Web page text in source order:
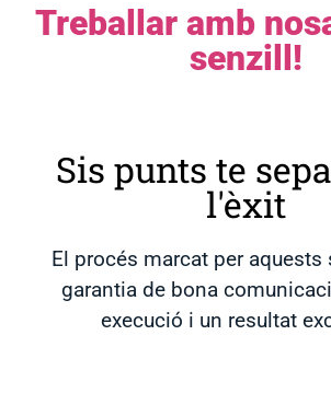
Treballar amb
senzill!
Sis punts te
l'èxit
El procés marcat per aquests
garantia de bona
execució i un resultat